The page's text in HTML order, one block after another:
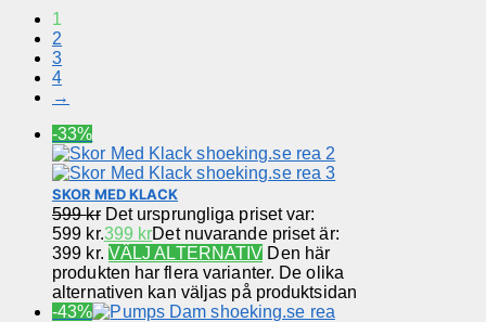
1
2
3
4
→
-33%
SKOR MED KLACK
599kr Det ursprungliga priset var:
599 kr.399 krDet nuvarande priset är:
399 kr. VÄLJ ALTERNATIV Den här
produkten har flera varianter. De olika
alternativen kan väljas på produktsidan
-43%